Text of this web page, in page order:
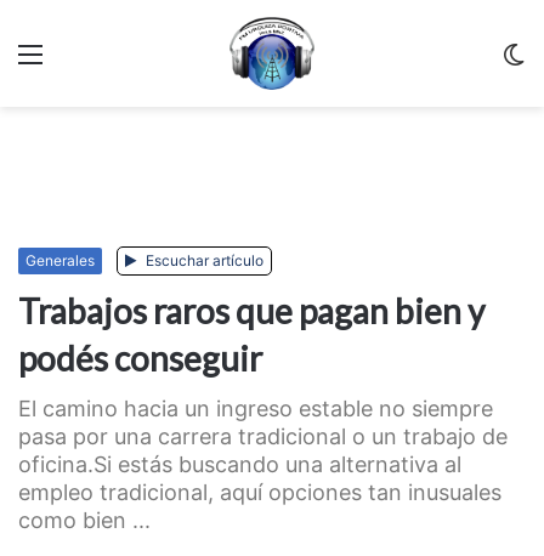
Generales Escuchar artículo
Trabajos raros que pagan bien y
podés conseguir
El camino hacia un ingreso estable no siempre
pasa por una carrera tradicional o un trabajo de
oficina.Si estás buscando una alternativa al
empleo tradicional, aquí opciones tan inusuales
como bien ...